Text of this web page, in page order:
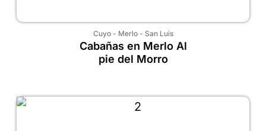
Cuyo- Merlo- San Luis
Cabañas en Merlo Al
pie del Morro